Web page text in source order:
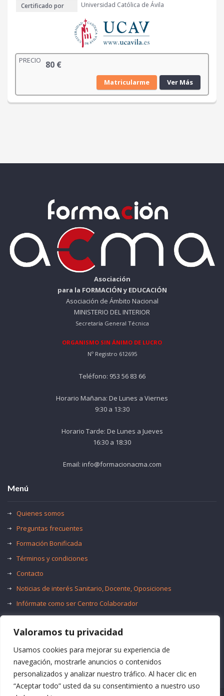
Valoramos tu privacidad
Usamos cookies para mejorar su experiencia de
navegación, mostrarle anuncios o contenidos
personalizados y analizar nuestro tráfico. Al hacer clic en
“Aceptar todo” usted da su consentimiento a nuestro uso
Certificado por
Universidad Católica de Ávila
PRECIO 80 €
Matricularme Ver Más
Asociación
para la FORMACIÓN y EDUCACIÓN
Asociación de Ámbito Nacional
MINISTERIO DEL INTERIOR
Secretaría General Técnica
ORGANISMO SIN ÁNIMO DE LUCRO
Nº Registro 612695
Teléfono: 953 56 83 66
Horario Mañana: De Lunes a Viernes
9:30 a 13:30
Horario Tarde: De Lunes a Jueves
16:30 a 18:30
Email: info@formacionacma.com
Menú
Quienes somos
Preguntas frecuentes
Formación Bonificada
Términos y condiciones
Contacto
Noticias de interés Sanitario, Docente, Oposiciones
Infórmate como ser Centro Colaborador
Oferta de Empleo Público
Bolsas de Empleo